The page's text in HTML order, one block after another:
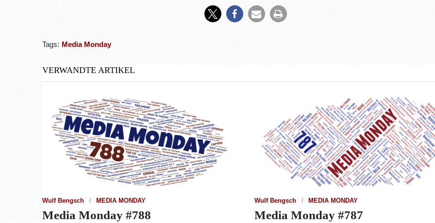
Tags: Media Monday
VERWANDTE ARTIKEL
Wulf Bengsch MEDIA MONDAY
Media Monday #788
Wulf Bengsch MEDIA MONDAY
Media Monday #787